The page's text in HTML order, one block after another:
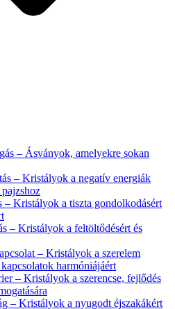
– Ásványok, amelyekre sokan
– Kristályok a negatív energiák
– Kristályok a tiszta gondolkodásért
– Kristályok a feltöltődésért és
– Kristályok a szerelem
kapcsolatok harmóniájáért
– Kristályok a szerencse, fejlődés
– Kristályok a nyugodt éjszakákért